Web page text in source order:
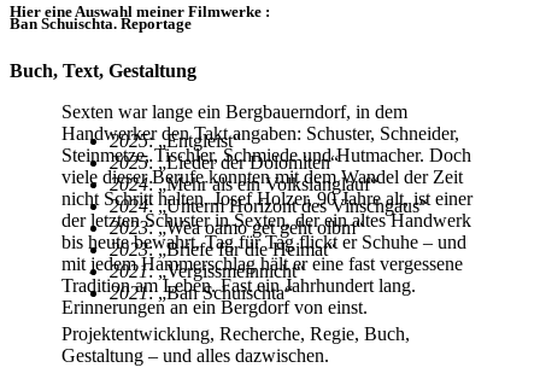
Ban Schuischta. Reportage
Buch, Text, Gestaltung
Sexten war lange ein Bergbauerndorf, in dem
Handwerker den Takt angaben: Schuster, Schneider,
Steinmetze, Tischler, Schmiede und Hutmacher. Doch
viele dieser Berufe konnten mit dem Wandel der Zeit
nicht Schritt halten. Josef Holzer, 90 Jahre alt, ist einer
der letzten Schuster in Sexten, der ein altes Handwerk
bis heute bewahrt. Tag für Tag flickt er Schuhe – und
mit jedem Hammerschlag hält er eine fast vergessene
Tradition am Leben. Fast ein Jahrhundert lang.
Erinnerungen an ein Bergdorf von einst.
Hier eine Auswahl meiner Filmwerke :
2025: „Entgleist“
2025: „Lieder der Dolomiten“
2024: „Mehr als ein Volkslanglauf“
2024: „Unterm Horizont des Vinschgaus“
2023: „Wea oamo get geht olbm“
2023: „Briefe für die Heimat“
2021: „Vergissmeinnicht“
2021: „Ban Schuischta“
Projektentwicklung, Recherche, Regie, Buch,
Gestaltung – und alles dazwischen.